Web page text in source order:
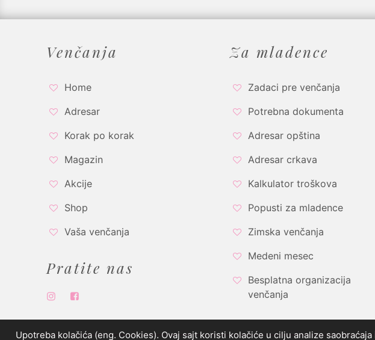
Venčanja
Home
Adresar
Korak po korak
Magazin
Akcije
Shop
Vaša venčanja
Pratite nas
Za mladence
Zadaci pre venčanja
Potrebna dokumenta
Adresar opština
Adresar crkava
Kalkulator troškova
Popusti za mladence
Zimska venčanja
Medeni mesec
Besplatna organizacija
venčanja
Upotreba kolačića (eng. Cookies). Ovaj sajt koristi kolačiće u cilju analize